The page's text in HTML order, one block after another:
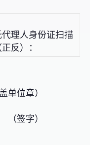
理人身份证扫描
反）：
章）
字）